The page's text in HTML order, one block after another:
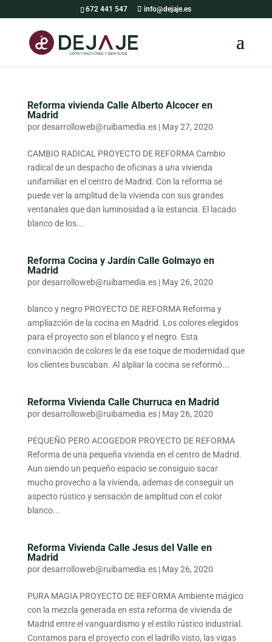
672 441 547 info@dejaje.es
Reforma vivienda Calle Alberto Alcocer en
Madrid
pordesarrolloweb@ruibamedia.es| May 27, 2020
CAMBIO RADICAL PROYECTO DE REFORMA Cambio
radical de un despacho de oficinas a una vivienda
unifamiliar en el centro de Madrid. Con la reforma se
puede ver la amplitud de la vivienda con sus grandes
ventanales que dan luminosidad a la estancia. El lacado
blanco de los...
Reforma Cocina y Jardín Calle Golmayo en
Madrid
pordesarrolloweb@ruibamedia.es| May 26, 2020
blanco y negro PROYECTO DE REFORMA Reforma y
ampliazción de la cocina en Madrid. Los colores elegidos
para el proyecto son el blanco y el negro. Esta
convinación de colores le da ese toque de modernidad que
los clientes buscaban. Al alpliar la cocina se reformó...
Reforma Vivienda Calle Churruca en Madrid
pordesarrolloweb@ruibamedia.es| May 26, 2020
PEQUEÑO PERO ACOGEDOR PROYECTO DE REFORMA
Reforma de una pequeña vivienda en el centro de Madrid.
Aun siendo un pequeño espacio se consiguio sacar
mucho provecho a la vivienda, ademas de conseguir un
aspecto rústico y sensación de amplitud con el color
blanco...
Reforma Vivienda Calle Jesus del Valle en
Madrid
pordesarrolloweb@ruibamedia.es| May 26, 2020
PURA MAGIA PROYECTO DE REFORMA Ambiente mágico
con la mezcla generada en esta reforma de vivienda de
Madrid entre el vanguardismo y el estilo rústico industrial.
Contamos para el proyecto con el ladrillo visto, las vigas